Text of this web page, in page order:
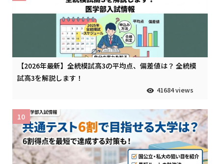
【2026年最新】全統模試高3の平均点、偏差値は？ 全統模
試高3を解説します！
41684 views
10